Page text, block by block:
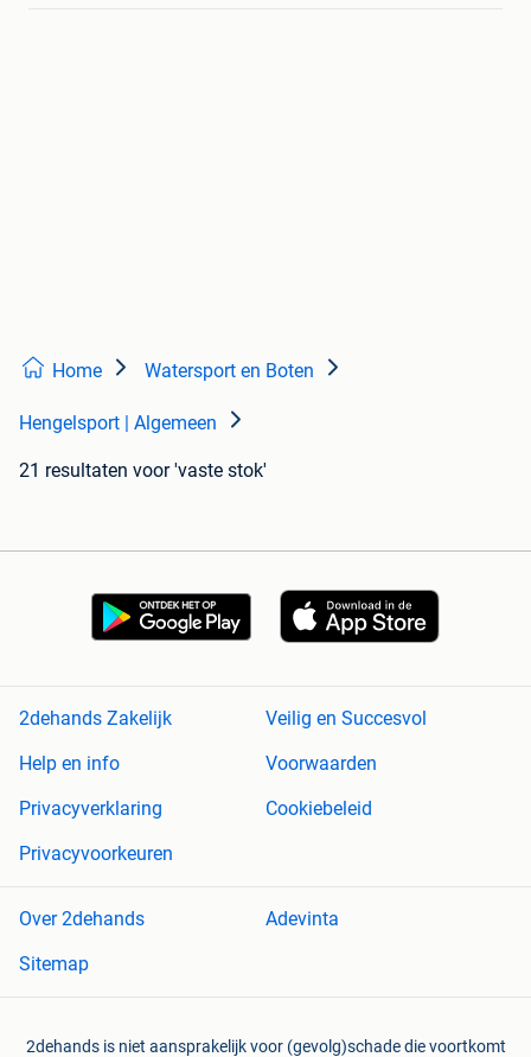
Home Watersport en Boten
Hengelsport | Algemeen
21 resultaten voor 'vaste stok'
2dehands Zakelijk
Veilig en Succesvol
Help en info
Voorwaarden
Privacyverklaring
Cookiebeleid
Privacyvoorkeuren
Over 2dehands
Adevinta
Sitemap
2dehands is niet aansprakelijk voor (gevolg)schade die voortkomt